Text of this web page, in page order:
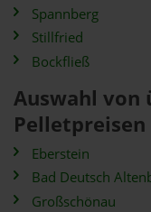
Spannberg
Stillfried
Bockfließ
Auswahl von
Pelletpreisen
Eberstein
Bad Deutsch
Großschönau